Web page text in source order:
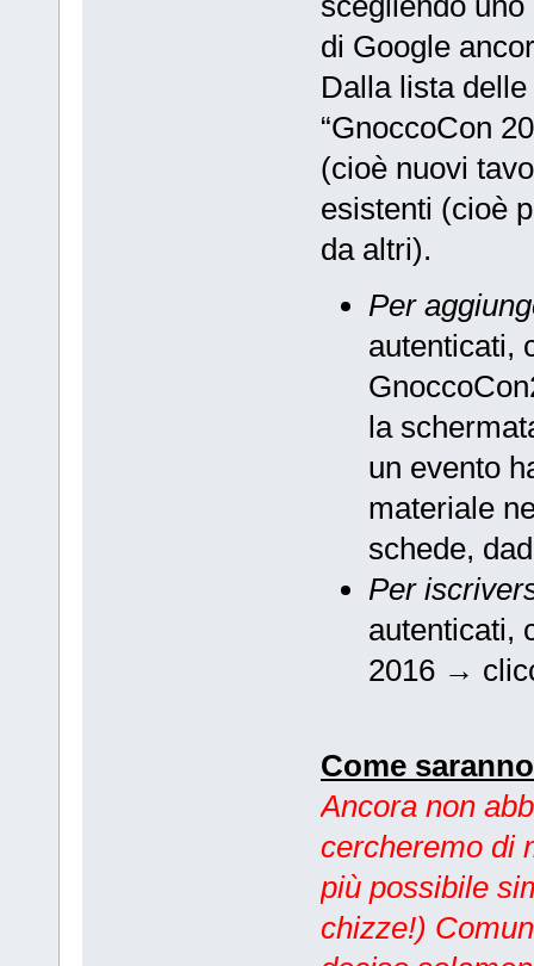
di Google
Dalla lista
“GnoccoCon
(cioè nuovi
esistenti (cioè
da altri).
Per
autenticati,
la
un evento
materiale
schede,
Per
autenticati,
2016 →
Come
Ancora non
cercheremo di
più possibile
chizze!)